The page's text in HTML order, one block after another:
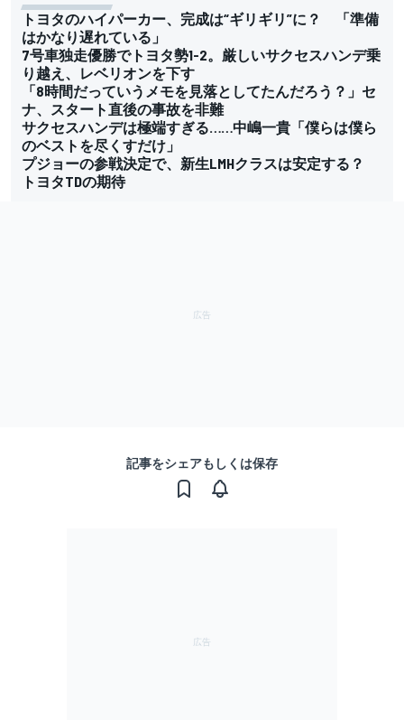
トヨタのハイパーカー、完成は“ギリギリ”に？ 「準備
はかなり遅れている」
7号車独走優勝でトヨタ勢1-2。厳しいサクセスハンデ乗
り越え、レベリオンを下す
「8時間だっていうメモを見落としてたんだろう？」セ
ナ、スタート直後の事故を非難
サクセスハンデは極端すぎる……中嶋一貴「僕らは僕ら
のベストを尽くすだけ」
プジョーの参戦決定で、新生LMHクラスは安定する？
トヨタTDの期待
記事をシェアもしくは保存